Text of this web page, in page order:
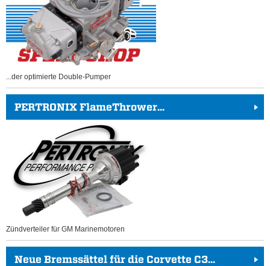
...der optimierte Double-Pumper
PERTRONIX FlameThrower...
Zündverteiler für GM Marinemotoren
Neue Bremssättel für die Corvette C3...